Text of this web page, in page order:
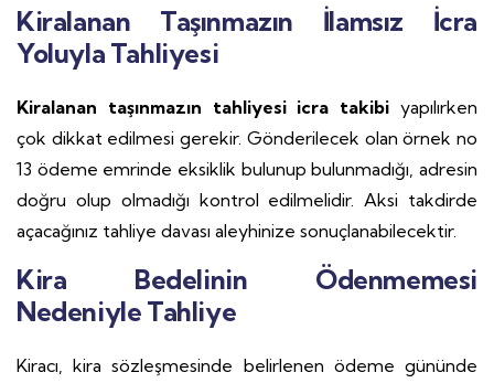
Kiralanan Taşınmazın İlamsız İcra
Yoluyla Tahliyesi
Kiralanan taşınmazın tahliyesi icra takibi yapılırken
çok dikkat edilmesi gerekir. Gönderilecek olan örnek no
13 ödeme emrinde eksiklik bulunup bulunmadığı, adresin
doğru olup olmadığı kontrol edilmelidir. Aksi takdirde
açacağınız tahliye davası aleyhinize sonuçlanabilecektir.
Kira Bedelinin Ödenmemesi
Nedeniyle Tahliye
Kiracı, kira sözleşmesinde belirlenen ödeme gününde